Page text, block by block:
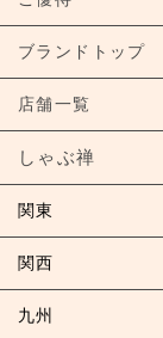
ブランドトップ
店舗一覧
しゃぶ禅
関東
関西
九州